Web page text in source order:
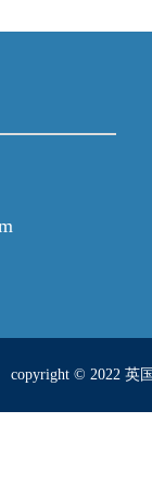
copyright © 2022 英